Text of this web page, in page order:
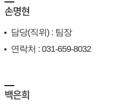
손명현
담당(직위) : 팀장
연락처 : 031-659-8032
백은희